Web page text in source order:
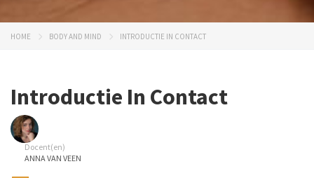
HOME BODY AND MIND INTRODUCTIE IN CONTACT
Introductie In Contact
Docent(en)
ANNA VAN VEEN